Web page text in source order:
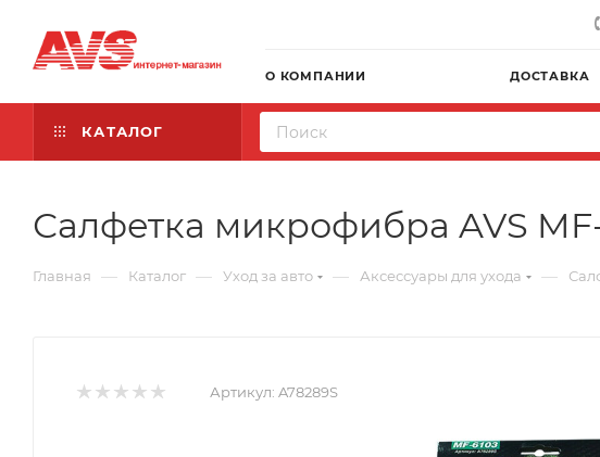
О КОМПАНИИ ДОСТАВКА
КАТАЛОГ
Салфетка микрофибра AVS
Главная — Каталог — Уход за авто — Аксессуары для ухода —
Артикул: A78289S